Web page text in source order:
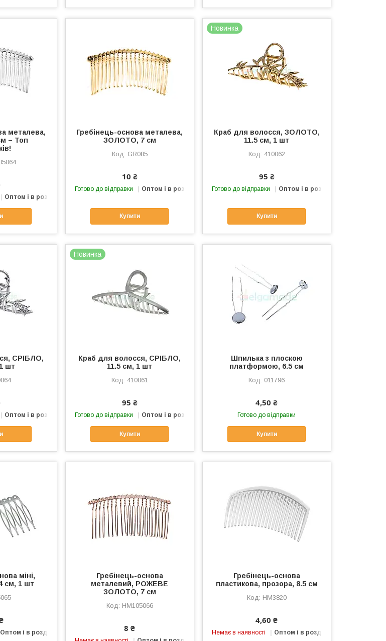
металева,
– Топ
Оптом і в роздріб
Гребінець-основа металева,
ЗОЛОТО, 7 см
GR085
10 ₴
Готово до відправки Оптом і в роздріб
Купити
Новинка
Краб для волосся, ЗОЛОТО,
11.5 см, 1 шт
410062
95 ₴
Готово до відправки Оптом і в роздріб
Купити
СРІБЛО,
шт
Оптом і в роздріб
Новинка
Краб для волосся, СРІБЛО,
11.5 см, 1 шт
410061
95 ₴
Готово до відправки Оптом і в роздріб
Купити
Шпилька з плоскою
платформою, 6.5 см
011796
4,50 ₴
Готово до відправки
Купити
міні,
см, 1 шт
Оптом і в роздріб
Гребінець-основа
металевий, РОЖЕВЕ
ЗОЛОТО, 7 см
HM105066
8 ₴
Гребінець-основа
пластикова, прозора, 8.5 см
HM3820
4,60 ₴
Немає в наявності Оптом і в роздріб